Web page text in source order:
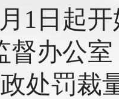
1日起
督办公
处罚裁